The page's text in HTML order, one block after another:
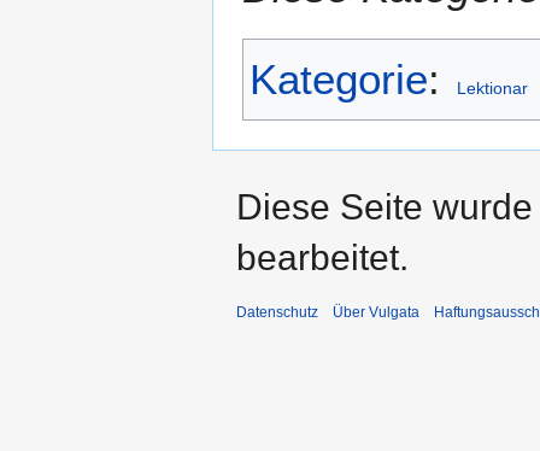
Kategorie: Lektionar
Diese Seite
bearbeitet.
Datenschutz Über Vulgata